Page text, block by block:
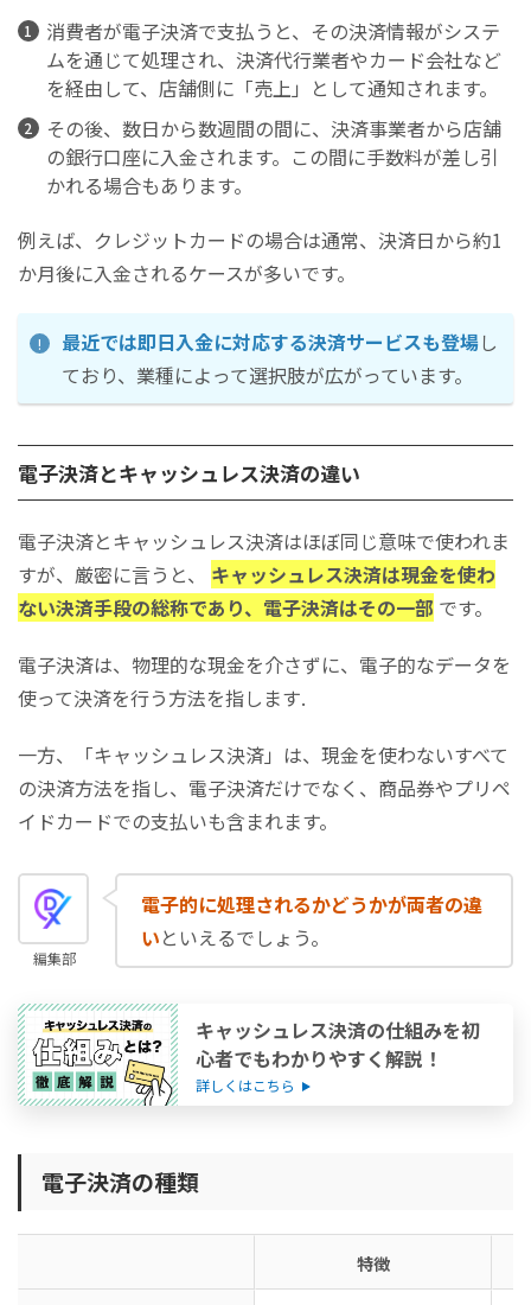
消費者が電子決済で支払うと、その決済情報がシステ
ムを通じて処理され、決済代行業者やカード会社など
を経由して、店舗側に「売上」として通知されます。
その後、数日から数週間の間に、決済事業者から店舗
の銀行口座に入金されます。この間に手数料が差し引
かれる場合もあります。
例えば、クレジットカードの場合は通常、決済日から約1
か月後に入金されるケースが多いです。
最近では即日入金に対応する決済サービスも登場し
ており、業種によって選択肢が広がっています。
電子決済とキャッシュレス決済の違い
電子決済とキャッシュレス決済はほぼ同じ意味で使われま
すが、厳密に言うと、 キャッシュレス決済は現金を使わ
ない決済手段の総称であり、電子決済はその一部 です。
電子決済は、物理的な現金を介さずに、電子的なデータを
使って決済を行う方法を指します.
一方、「キャッシュレス決済」は、現金を使わないすべて
の決済方法を指し、電子決済だけでなく、商品券やプリペ
イドカードでの支払いも含まれます。
編集部
電子的に処理されるかどうかが両者の違
いといえるでしょう。
キャッシュレス決済の仕組みを初
心者でもわかりやすく解説！
詳しくはこちら
電子決済の種類
特徴